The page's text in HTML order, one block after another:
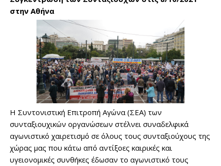
στην Αθήνα
Η Συντονιστική Επιτροπή Αγώνα (ΣΕΑ) των
συνταξιουχικών οργανώσεων στέλνει συναδελφικά
αγωνιστικό χαιρετισμό σε όλους τους συνταξιούχους της
χώρας μας που κάτω από αντίξοες καιρικές και
υγειονομικές συνθήκες έδωσαν το αγωνιστικό τους